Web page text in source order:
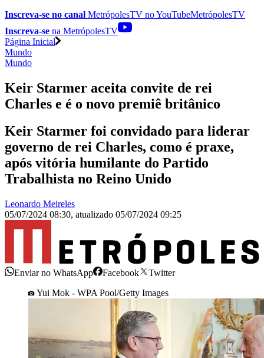
Inscreva-se no canal MetrópolesTV noYouTubeMetrópolesTV
Inscreva-se na MetrópolesTV
Página Inicial
Mundo
Mundo
Keir Starmer aceita convite de rei
Charles e é o novo premiê britânico
Keir Starmer foi convidado para liderar
governo de rei Charles, como é praxe,
após vitória humilante do Partido
Trabalhista no Reino Unido
Leonardo Meireles
05/07/2024 08:30, atualizado 05/07/2024 09:25
Enviar no WhatsApp Facebook
Twitter
Yui Mok - WPA Pool/Getty Images